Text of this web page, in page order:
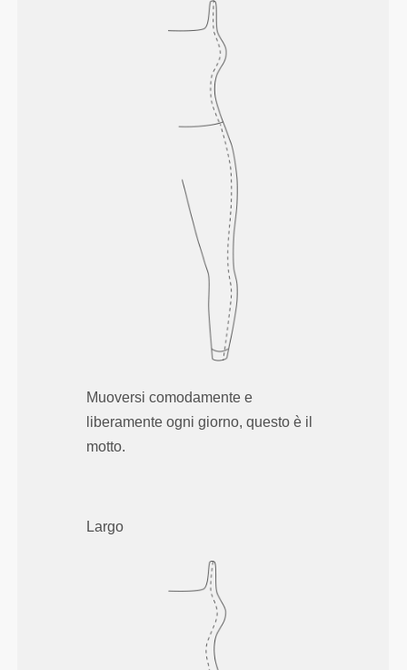
Muoversi comodamente e
liberamente ogni giorno, questo è il
motto.
Largo